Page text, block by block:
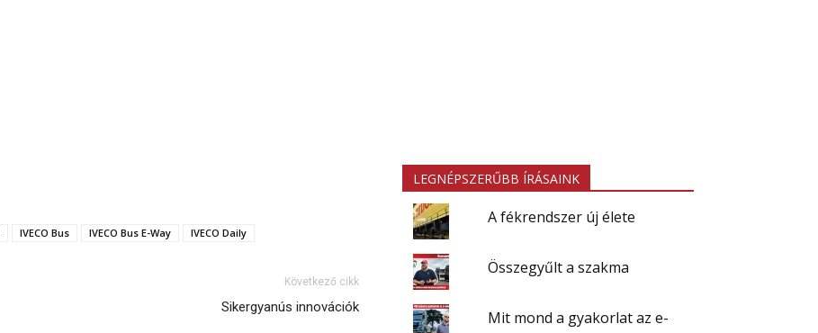
IVECO Bus IVECO Bus E-Way IVECO Daily
Következő cikk
Sikergyanús innovációk
LEGNÉPSZERŰBB ÍRÁSAINK
A fékrendszer új élete
Összegyűlt a szakma
Mit mond a gyakorlat az e-